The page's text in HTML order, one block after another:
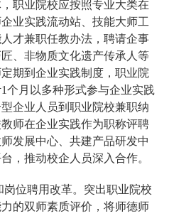
职业院校应按照专业大类在
业实践流动站、技能大师工
才兼职任教办法，聘请企事
、非物质文化遗产传承人等
期到企业实践制度，职业院
个月以多种形式参与企业实践
企业人员到职业院校兼职纳
师在企业实践作为职称评聘
发展中心、共建产品研发中
，推动校企人员深入合作。
岗位聘用改革。突出职业院校
的双师素质评价，将师德师